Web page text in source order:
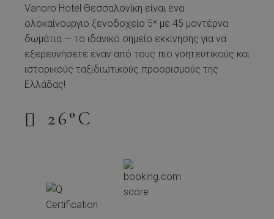
Vanoro Hotel Θεσσαλονίκη είναι ένα
ολοκαίνουργιο ξενοδοχείο 5* με 45 μοντέρνα
δωμάτια — το ιδανικό σημείο εκκίνησης για να
εξερευνήσετε έναν από τους πιο γοητευτικούς και
ιστορικούς ταξιδιωτικούς προορισμούς της
Ελλάδας!
26°C